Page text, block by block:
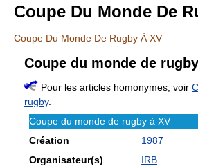
Coupe Du Monde De
Coupe Du Monde De Rugby À XV
Coupe du monde de
Pour les articles homonymes, voir
rugby.
Coupe du monde de rugby à XV
Création
1987
Organisateur(s)
IRB